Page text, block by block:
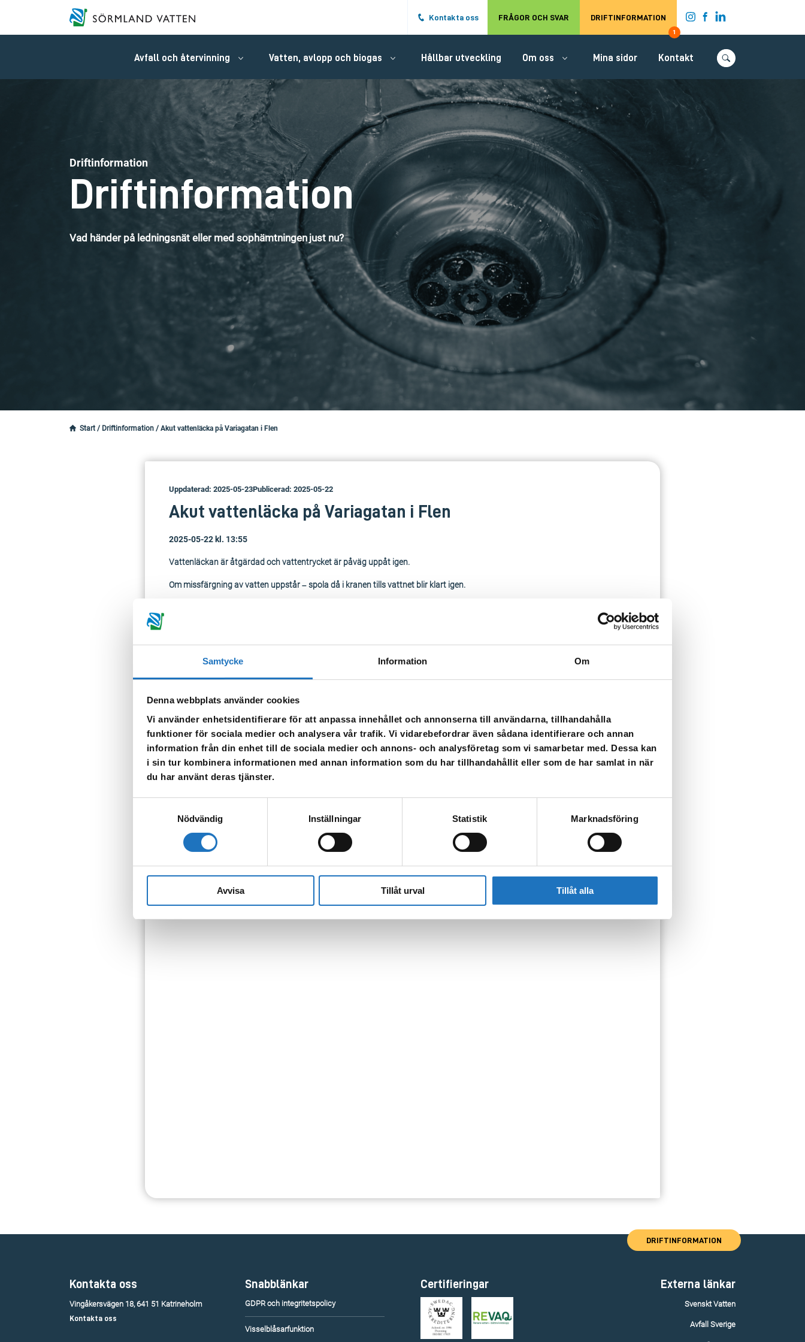
Samtycke Information Om
Denna webbplats använder cookies
Vi använder enhetsidentifierare för att anpassa innehållet och annonserna till användarna, tillhandahålla
funktioner för sociala medier och analysera vår trafik. Vi vidarebefordrar även sådana identifierare och annan
information från din enhet till de sociala medier och annons- och analysföretag som vi samarbetar med. Dessa kan
i sin tur kombinera informationen med annan information som du har tillhandahållit eller som de har samlat in när
du har använt deras tjänster.
Nödvändig
Inställningar Statistik Marknadsföring
Avvisa Tillåt urval Tillåt alla
Hoppa till det huvudsakliga innehållet.
Kontakta oss FRÅGOR OCH SVAR DRIFTINFORMATION
1
Avfall och återvinning Vatten, avlopp och biogas Hållbar utveckling Om oss Mina sidor Kontakt
Driftinformation
Driftinformation
Vad händer på ledningsnät eller med sophämtningen just nu?
Start / Driftinformation / Akut vattenläcka på Variagatan i Flen
Uppdaterad: 2025-05-23Publicerad: 2025-05-22
Akut vattenläcka på Variagatan i Flen
2025-05-22 kl. 13:55
Vattenläckan är åtgärdad och vattentrycket är påväg uppåt igen.
Om missfärgning av vatten uppstår – spola då i kranen tills vattnet blir klart igen.
Vi har just nu ingen prognos när trycket blir återställt.
TILLBAKA
Anmäl dig till vår sms-tjänst.
Vår sms-tjänst använder vi enbart för att kunna informera dig om driftstörningar och andra händelser som kan påverka dig
DRIFTINFORMATION
Kontakta oss
Vingåkersvägen 18, 641 51 Katrineholm
Kontakta oss
Snabblänkar
GDPR och integritetspolicy
Visselblåsarfunktion
Certifieringar Externa länkar
Svenskt Vatten
Avfall Sverige